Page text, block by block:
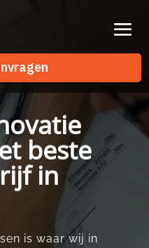
beste
in
is waar wij in